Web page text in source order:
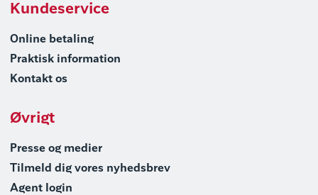
Kundeservice
Online betaling
Praktisk information
Kontakt os
Øvrigt
Presse og medier
Tilmeld dig vores nyhedsbrev
Agent login